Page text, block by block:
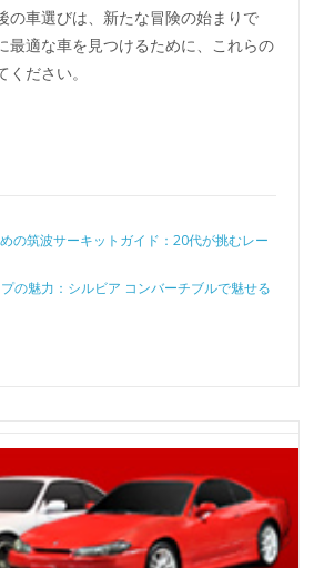
の車選びは、新たな冒険の始まりで
最適な車を見つけるために、これらの
ださい。
の筑波サーキットガイド：20代が挑むレー
の魅力：シルビア コンバーチブルで魅せる